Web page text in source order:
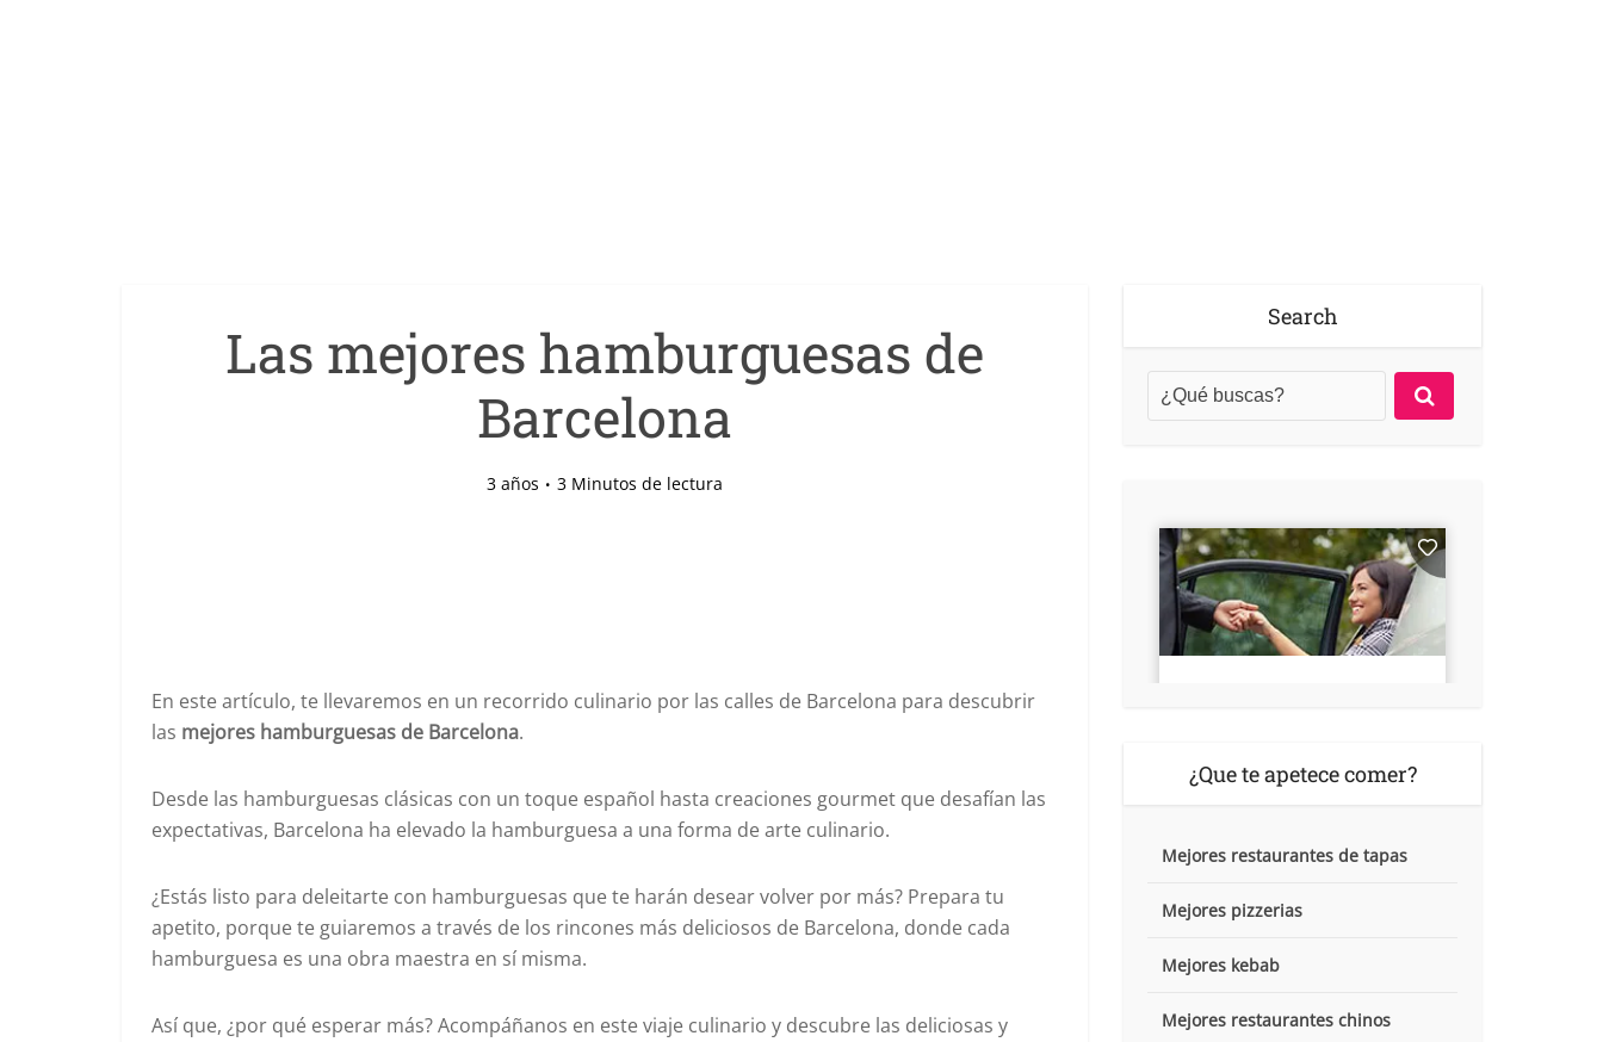
Las mejores hamburguesas de
Barcelona
3 años 3 Minutos de lectura
En este artículo, te llevaremos en un recorrido culinario por las calles de Barcelona para descubrir
las mejores hamburguesas de Barcelona.
Desde las hamburguesas clásicas con un toque español hasta creaciones gourmet que desafían las
expectativas, Barcelona ha elevado la hamburguesa a una forma de arte culinario.
¿Estás listo para deleitarte con hamburguesas que te harán desear volver por más? Prepara tu
apetito, porque te guiaremos a través de los rincones más deliciosos de Barcelona, donde cada
hamburguesa es una obra maestra en sí misma.
Así que, ¿por qué esperar más? Acompáñanos en este viaje culinario y descubre las deliciosas y
Search
¿Que te apetece comer?
Mejores restaurantes de tapas
Mejores pizzerias
Mejores kebab
Mejores restaurantes chinos